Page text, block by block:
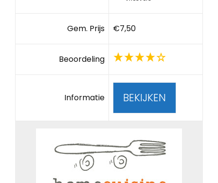
Gem. Prijs €7,50
Beoordeling
Informatie BEKIJKEN